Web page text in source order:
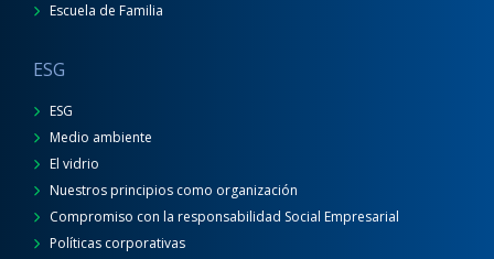
Escuela de Familia
ESG
ESG
Medio ambiente
El vidrio
Nuestros principios como organización
Compromiso con la responsabilidad Social Empresarial
Políticas corporativas